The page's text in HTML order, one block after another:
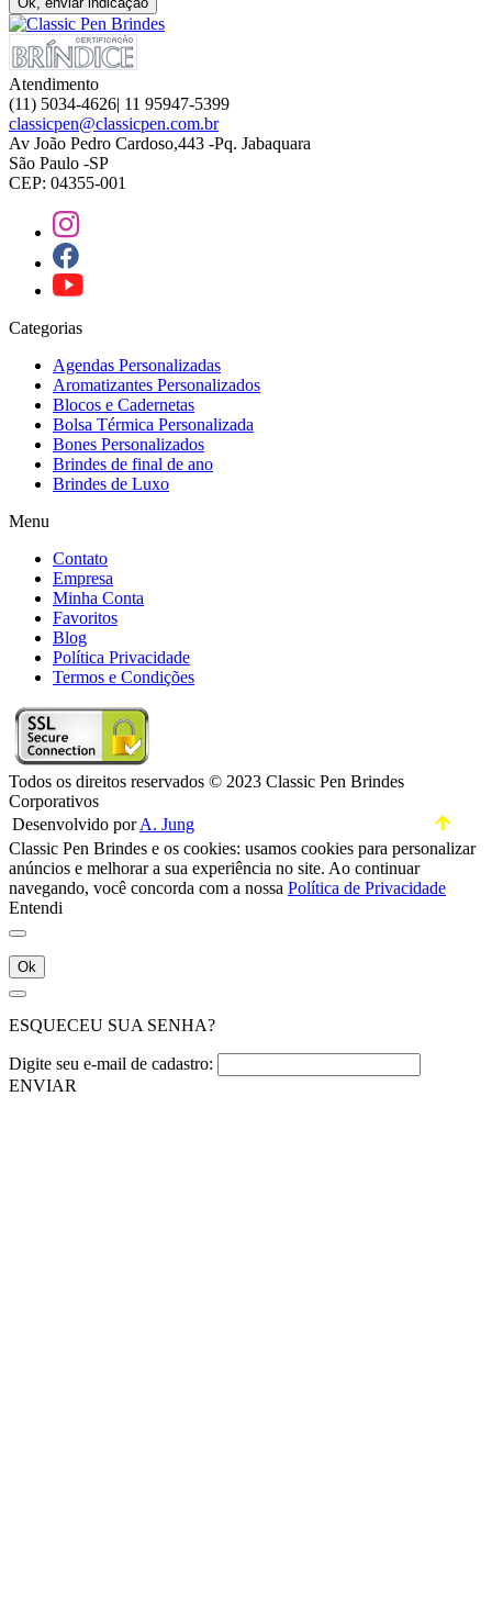
Atendimento
(11) 5034-4626| 11 95947-5399
classicpen@classicpen.com.br
Av João Pedro Cardoso,443 -Pq. Jabaquara
São Paulo -SP
CEP: 04355-001
Categorias
Agendas Personalizadas
Aromatizantes Personalizados
Blocos e Cadernetas
Bolsa Térmica Personalizada
Bones Personalizados
Brindes de final de ano
Brindes de Luxo
Menu
Contato
Empresa
Minha Conta
Favoritos
Blog
Política Privacidade
Termos e Condições
Todos os direitos reservados © 2023 Classic Pen Brindes
Corporativos
Desenvolvido porA. Jung
Classic Pen Brindes e os cookies: usamos cookies para personalizar
anúncios e melhorar a sua experiência no site. Ao continuar
navegando, você concorda com a nossa Política de Privacidade
Entendi
Ok
ESQUECEU SUA SENHA?
Digite seu e-mail de cadastro:
ENVIAR